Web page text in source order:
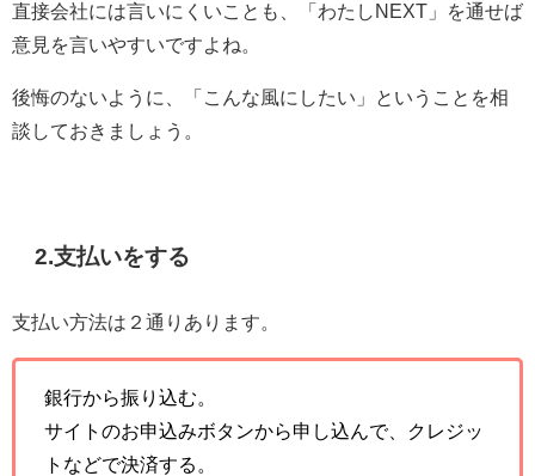
直接会社には言いにくいことも、「わたしNEXT」を通せば
意見を言いやすいですよね。
後悔のないように、「こんな風にしたい」ということを相
談しておきましょう。
2.支払いをする
支払い方法は２通りあります。
銀行から振り込む。
サイトのお申込みボタンから申し込んで、クレジッ
トなどで決済する。